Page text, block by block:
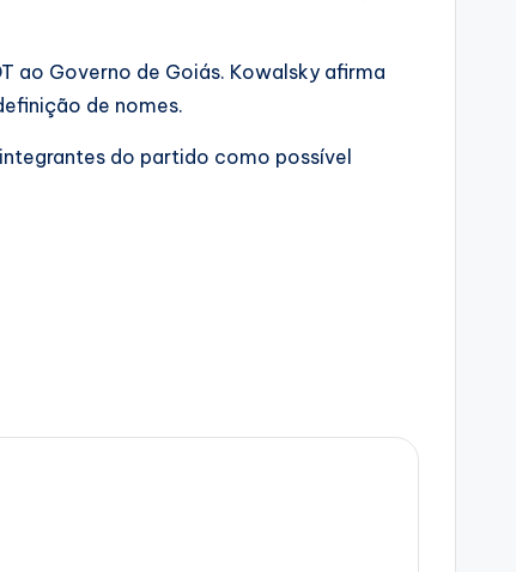
ao Governo de Goiás. Kowalsky afirma
de nomes.
do partido como possível